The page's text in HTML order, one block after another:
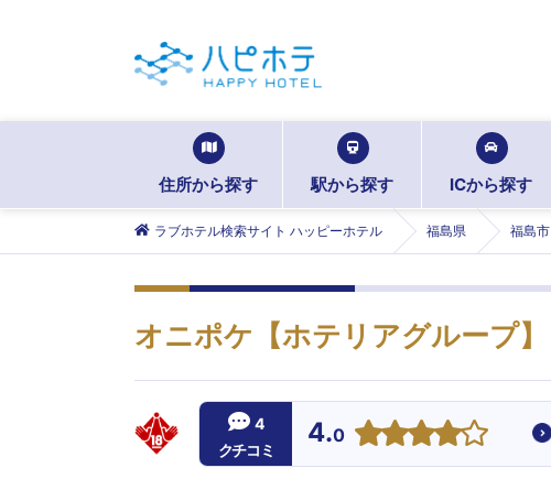
住所から探す 駅から探す ICから探す
ラブホテル検索サイト ハッピーホテル 福島県 福島市
オニポケ【ホテリアグループ】
4
クチコミ
4.0